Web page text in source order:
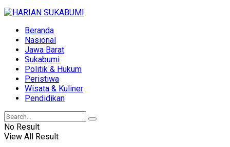
Beranda
Nasional
Jawa Barat
Sukabumi
Politik & Hukum
Peristiwa
Wisata & Kuliner
Pendidikan
No Result
View All Result